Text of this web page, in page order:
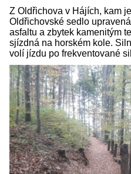
Z Oldřichova v Hájích, kam
Oldřichovské sedlo
asfaltu a zbytek kamenitým
sjízdná na horském kole.
volí jízdu po frekventované